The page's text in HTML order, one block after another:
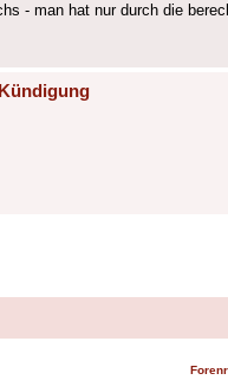
- man hat nur durch die